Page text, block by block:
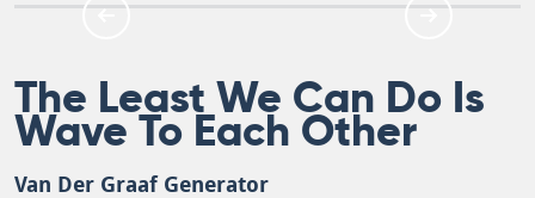
The Least We Can Do Is
Wave To Each Other
Van Der Graaf Generator